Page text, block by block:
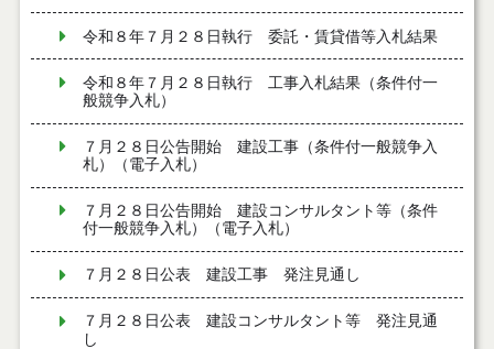
令和８年７月２８日執行 委託・賃貸借等入札結果
令和８年７月２８日執行 工事入札結果（条件付一
般競争入札）
７月２８日公告開始 建設工事（条件付一般競争入
札）（電子入札）
７月２８日公告開始 建設コンサルタント等（条件
付一般競争入札）（電子入札）
７月２８日公表 建設工事 発注見通し
７月２８日公表 建設コンサルタント等 発注見通
し